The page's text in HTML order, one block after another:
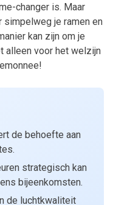
changer is. Maar
je ramen en
kan zijn om je
alleen voor het welzijn
de behoefte aan
strategisch kan
bijeenkomsten.
de luchtkwaliteit